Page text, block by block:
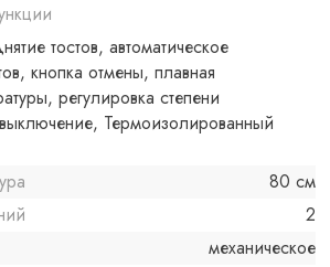
тостов, автоматическое
кнопка отмены, плавная
регулировка степени
Термоизолированный
80 см
2
механическое